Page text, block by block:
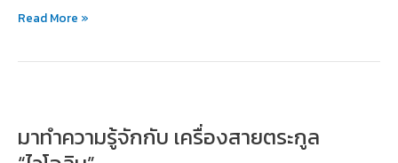
Read More »
มาทำความรู้จักกับ เครื่องสายตระกูล
รู้จัก
กับ